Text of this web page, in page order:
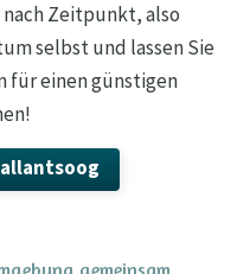
Zeitpunkt, also
selbst und lassen Sie
für einen günstigen